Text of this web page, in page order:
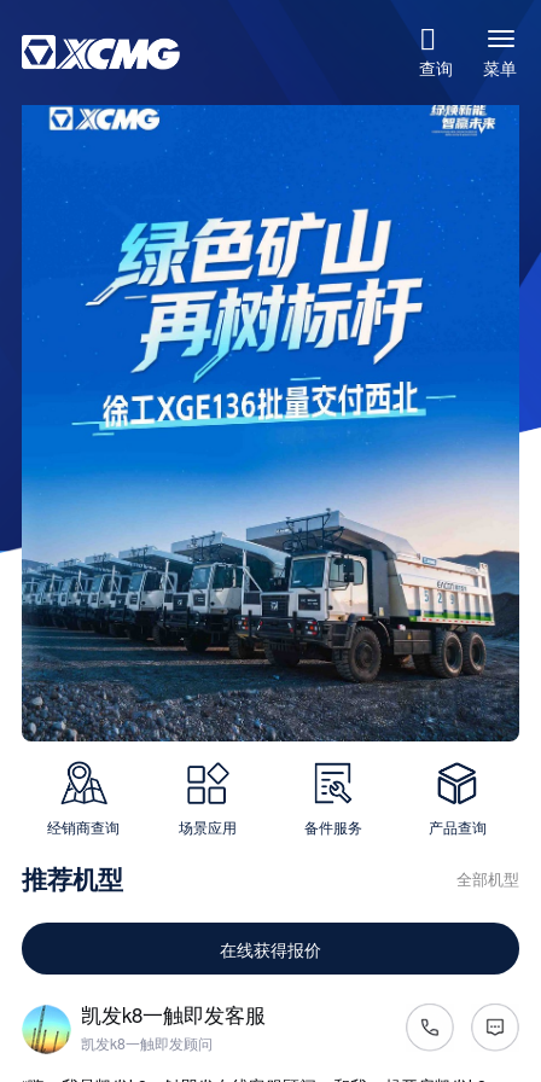

查询 菜单
经销商查询 场景应用 备件服务 产品查询
推荐机型 全部机型
在线获得报价
凯发k8一触即发客服
凯发k8一触即发顾问